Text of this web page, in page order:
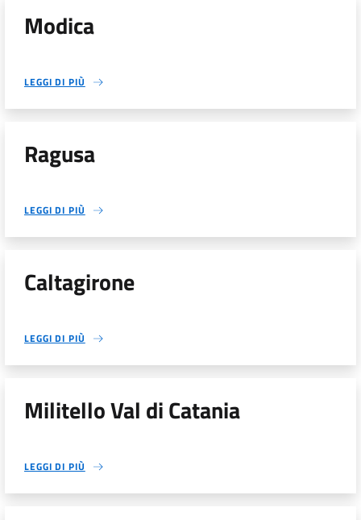
Modica
LEGGI DI PIÙ
Ragusa
LEGGI DI PIÙ
Caltagirone
LEGGI DI PIÙ
Militello Val di Catania
LEGGI DI PIÙ